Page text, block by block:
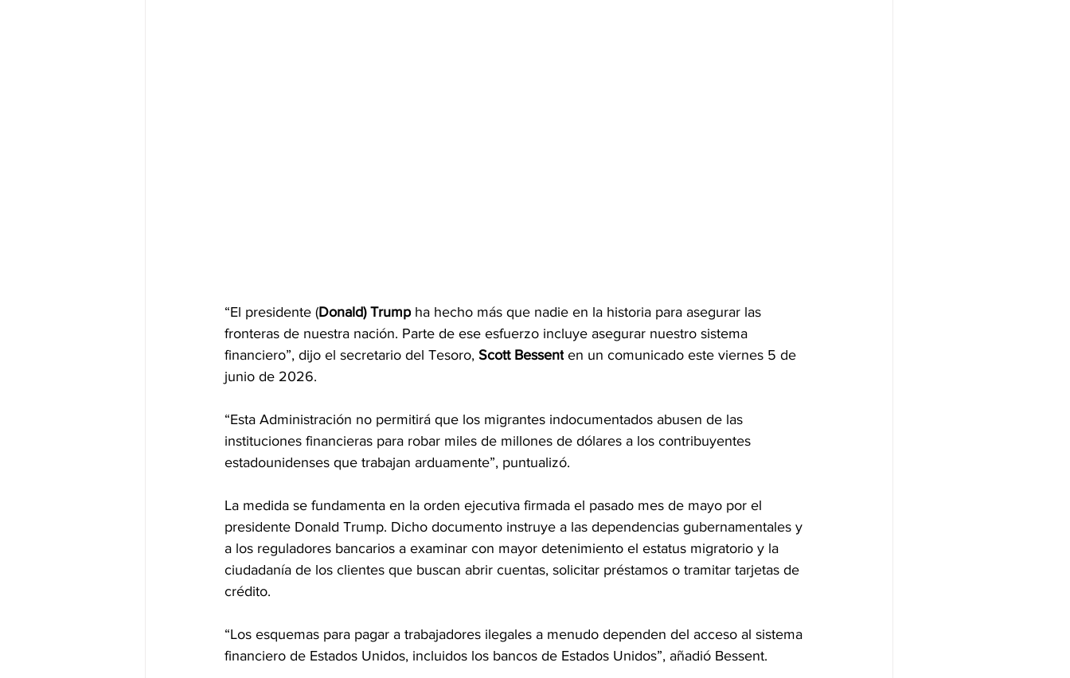
“El presidente (Donald) Trump ha hecho más que nadie en la historia para asegurar las
fronteras de nuestra nación. Parte de ese esfuerzo incluye asegurar nuestro sistema
financiero”, dijo el secretario del Tesoro, Scott Bessent en un comunicado este viernes 5 de
junio de 2026.
“Esta Administración no permitirá que los migrantes indocumentados abusen de las
instituciones financieras para robar miles de millones de dólares a los contribuyentes
estadounidenses que trabajan arduamente”, puntualizó.
La medida se fundamenta en la orden ejecutiva firmada el pasado mes de mayo por el
presidente Donald Trump. Dicho documento instruye a las dependencias gubernamentales y
a los reguladores bancarios a examinar con mayor detenimiento el estatus migratorio y la
ciudadanía de los clientes que buscan abrir cuentas, solicitar préstamos o tramitar tarjetas de
crédito.
“Los esquemas para pagar a trabajadores ilegales a menudo dependen del acceso al sistema
financiero de Estados Unidos, incluidos los bancos de Estados Unidos”, añadió Bessent.